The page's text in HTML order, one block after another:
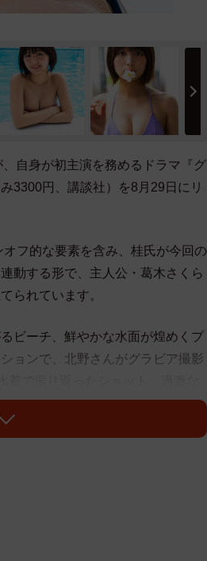
自身が初主演を務めるドラマ『グ
3300円、講談社）を8月29日にリ
フ的な要素を含み、桂氏が今回の
動する形で、主人公・葛木さくら
られています。
ビーチ、鮮やかな水面が煌めくプ
ョンで、北野さんがグラビア撮影
など、SKE48時代とは異なる一面